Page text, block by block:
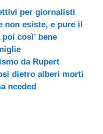
per giornalisti
non esiste, e pure il
così’ bene
da Rupert
dietro alberi morti
needed